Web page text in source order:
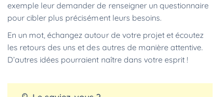
exemple leur demander de renseigner un questionnaire
pour cibler plus précisément leurs besoins.
En un mot, échangez autour de votre projet et écoutez
les retours des uns et des autres de manière attentive.
D’autres idées pourraient naître dans votre esprit !